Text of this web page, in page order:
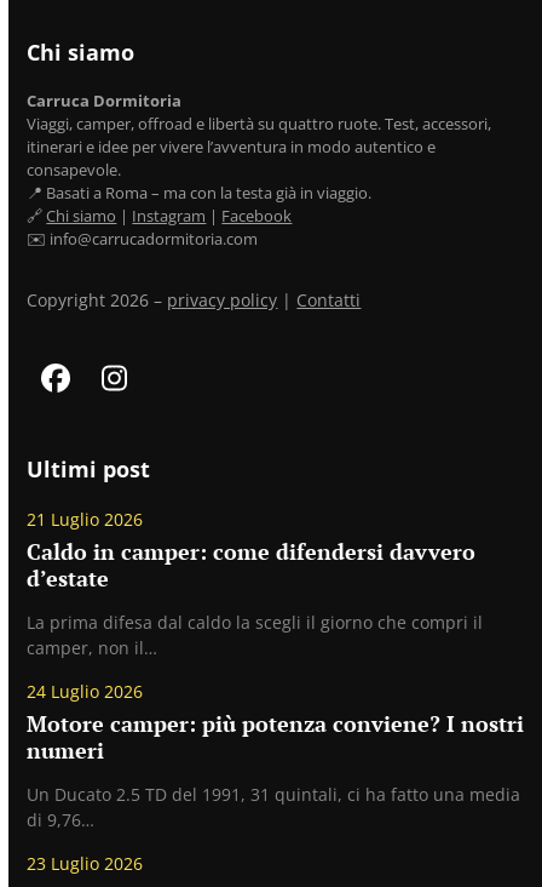
Chi siamo
Carruca Dormitoria
Viaggi, camper, offroad e libertà su quattro ruote. Test, accessori,
itinerari e idee per vivere l’avventura in modo autentico e
consapevole.
📍 Basati a Roma – ma con la testa già in viaggio.
🔗Chi siamo | Instagram | Facebook
✉️ info@carrucadormitoria.com
Copyright 2026 – privacy policy | Contatti
FacebookInstagram
Ultimi post
21 Luglio 2026
Caldo in camper: come difendersi davvero
d’estate
La prima difesa dal caldo la scegli il giorno che compri il
camper, non il…
24 Luglio 2026
Motore camper: più potenza conviene? I nostri
numeri
Un Ducato 2.5 TD del 1991, 31 quintali, ci ha fatto una media
di 9,76…
23 Luglio 2026